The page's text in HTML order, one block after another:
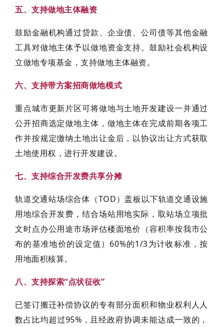
五、支持做地主体融资
鼓励金融机构通过贷款、企业债、公司债等其他金融
工具对做地主体予以做地资金支持。鼓励社会机构设
立做地专项基金，支持做地主体融资。
六、支持带方案招商做地模式
重点城市更新片区可将做地与土地开发建设一并通过
公开招商选定做地主体，做地主体在完成前期各项工
作并按规定缴纳土地出让金后，以协议出让方式获取
土地使用权，进行开发建设。
七、支持综合开发费共享分摊
轨道交通站场综合体（TOD）盖板以下轨道交通设施
用地综合开发费，结合场站用地实际，取站场立项批
文时点办公用途市场评估楼面地价（容积率按我市公
布的基准地价的设定值）60%的1/3为计收标准，按
用地面积核算。
八、支持探索“点状征收”
已签订搬迁补偿协议的专有部分面积和物业权利人人
数占比均超过95%，且经政府协调未能达成一致的，